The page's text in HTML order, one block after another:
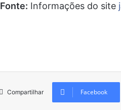
Fonte: Informações do site
Compartilhar Facebook